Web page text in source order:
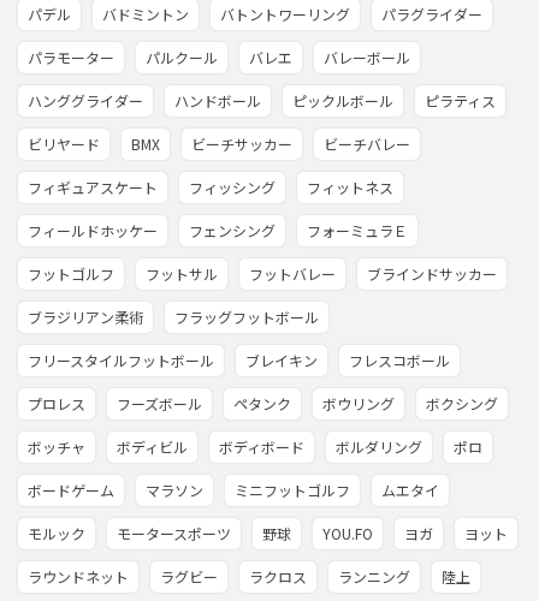
パデル バドミントン バトントワーリング パラグライダー
パラモーター パルクール バレエ バレーボール
ハンググライダー ハンドボール ピックルボール ピラティス
ビリヤード BMX ビーチサッカー ビーチバレー
フィギュアスケート フィッシング フィットネス
フィールドホッケー フェンシング フォーミュラＥ
フットゴルフ フットサル フットバレー ブラインドサッカー
ブラジリアン柔術 フラッグフットボール
フリースタイルフットボール ブレイキン フレスコボール
プロレス フーズボール ペタンク ボウリング ボクシング
ボッチャ ボディビル ボディボード ボルダリング ポロ
ボードゲーム マラソン ミニフットゴルフ ムエタイ
モルック モータースポーツ 野球 YOU.FO ヨガ ヨット
ラウンドネット ラグビー ラクロス ランニング 陸上